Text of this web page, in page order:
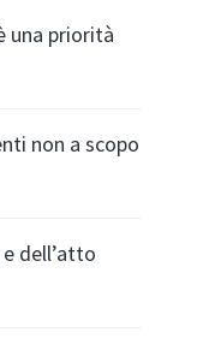
una priorità
non a scopo
dell’atto